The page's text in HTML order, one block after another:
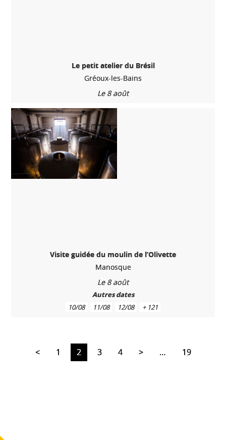
Le petit atelier du Brésil
Gréoux-les-Bains
Le 8 août
Visite guidée du moulin de l’Olivette
Manosque
Le 8 août
Autres dates
10/08
11/08 12/08 + 121
< 1 2 3 4 > … 19